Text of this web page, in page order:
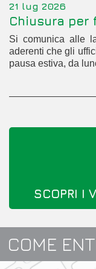
21 lug 2026
Chiusura per
Si comunica alle
aderenti che gli
pausa estiva, da
SCOPRI I
COME